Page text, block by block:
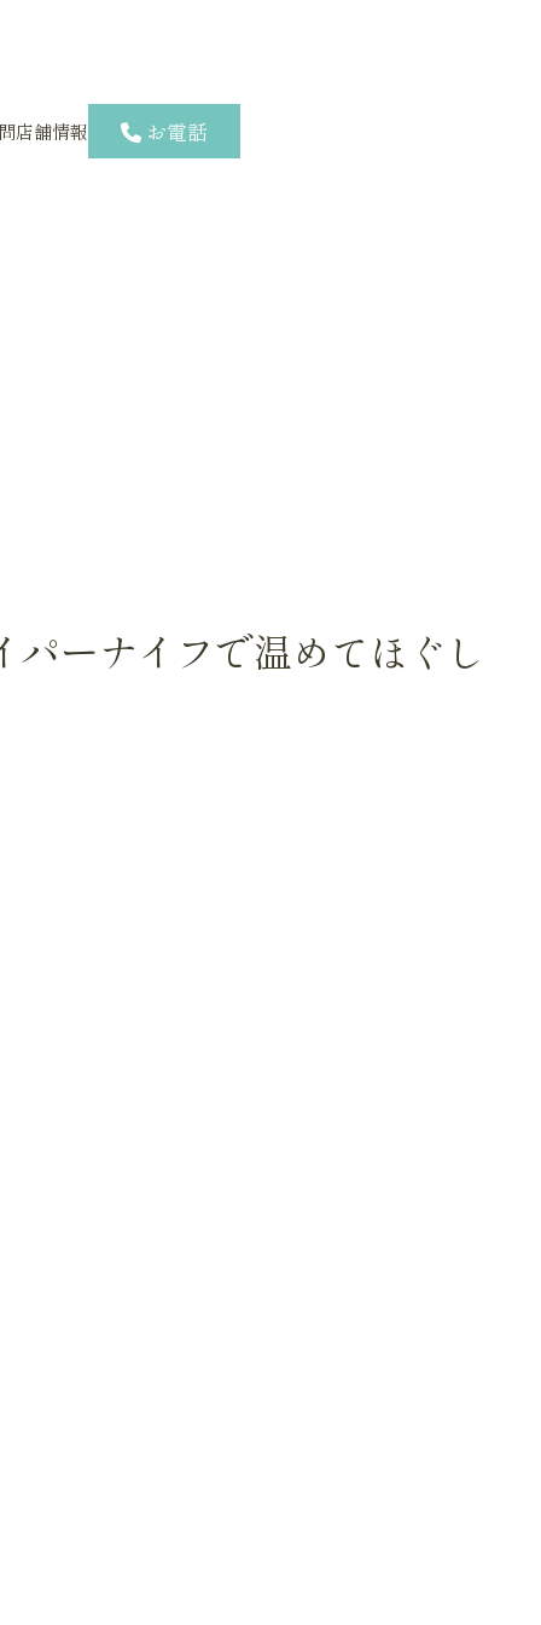
店舗情報 お電話
パーナイフで温めてほぐし